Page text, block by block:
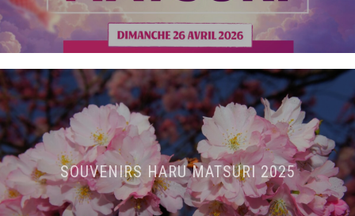
SOUVENIRS HARU MATSURI 2025